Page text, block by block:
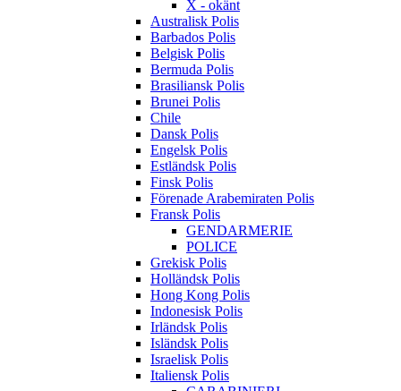
X - okänt
Australisk Polis
Barbados Polis
Belgisk Polis
Bermuda Polis
Brasiliansk Polis
Brunei Polis
Chile
Dansk Polis
Engelsk Polis
Estländsk Polis
Finsk Polis
Förenade Arabemiraten Polis
Fransk Polis
GENDARMERIE
POLICE
Grekisk Polis
Holländsk Polis
Hong Kong Polis
Indonesisk Polis
Irländsk Polis
Isländsk Polis
Israelisk Polis
Italiensk Polis